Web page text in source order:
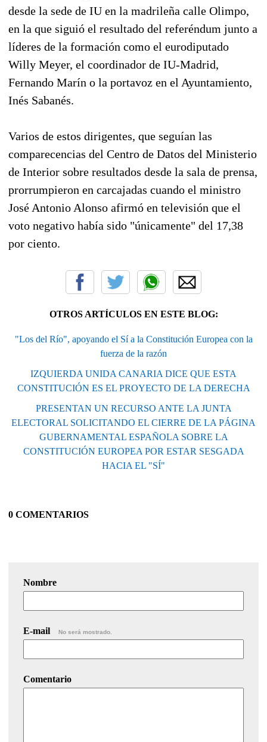
desde la sede de IU en la madrileña calle Olimpo,
en la que siguió el resultado del referéndum junto a
líderes de la formación como el eurodiputado
Willy Meyer, el coordinador de IU-Madrid,
Fernando Marín o la portavoz en el Ayuntamiento,
Inés Sabanés.
Varios de estos dirigentes, que seguían las
comparecencias del Centro de Datos del Ministerio
de Interior sobre resultados desde la sala de prensa,
prorrumpieron en carcajadas cuando el ministro
José Antonio Alonso afirmó en televisión que el
voto negativo había sido "únicamente" del 17,38
por ciento.
OTROS ARTÍCULOS EN ESTE BLOG:
"Los del Río", apoyando el Sí a la Constitución Europea con la
fuerza de la razón
IZQUIERDA UNIDA CANARIA DICE QUE ESTA
CONSTITUCIÓN ES EL PROYECTO DE LA DERECHA
PRESENTAN UN RECURSO ANTE LA JUNTA
ELECTORAL SOLICITANDO EL CIERRE DE LA PÁGINA
GUBERNAMENTAL ESPAÑOLA SOBRE LA
CONSTITUCIÓN EUROPEA POR ESTAR SESGADA
HACIA EL "SÍ"
0 COMENTARIOS
Nombre
E-mail No será mostrado.
Comentario